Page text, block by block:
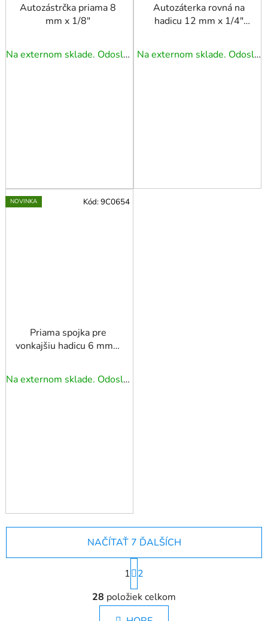
Autozástrčka priama 8
mm x 1/8"
Na externom sklade. Odoslanie 3 - 5 prac. dní.
Autozáterka rovná na
hadicu 12 mm x 1/4"
Na externom sklade. Odoslanie 3 - 5 prac. dní.
NOVINKA
Priama spojka pre
vonkajšiu hadicu 6 mm x
Na externom sklade. Odoslanie 3 - 5 prac. dní.
Kód:9C0654
O
v
l
NAČÍTAŤ 7 ĎALŠÍCH
S
t
r
á
n
1
2
28 položiek celkom